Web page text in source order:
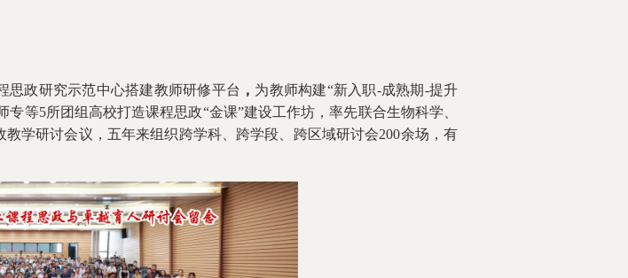
思政研究示范中心搭建教师研修平台 ， 为教师构建“新入职-成熟期-提升
等5所团组高校打造课程思政“金课”建设工作坊，率先联合生物科学、
学研讨会议，五年来组织跨学科、跨学段、跨区域研讨会200余场，有